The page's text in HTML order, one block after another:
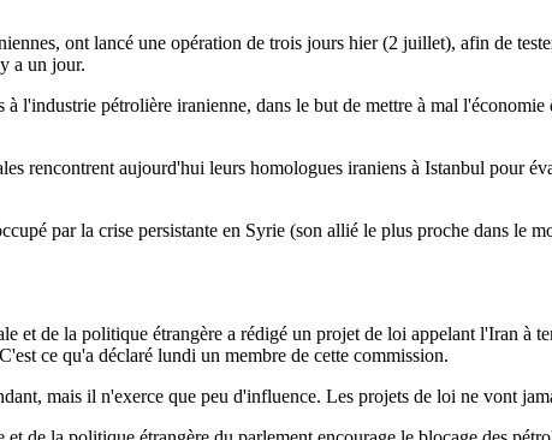
ont lancé une opération de trois jours hier (2 juillet), afin de
a un jour.
l'industrie pétrolière iranienne, dans le but de mettre à mal
rencontrent aujourd'hui leurs homologues iraniens à Istanbul pour
par la crise persistante en Syrie (son allié le plus proche dans le
et de la politique étrangère a rédigé un projet de loi appelant l'Iran à
ce qu'a déclaré lundi un membre de cette commission.
mais il n'exerce que peu d'influence. Les projets de loi ne vont